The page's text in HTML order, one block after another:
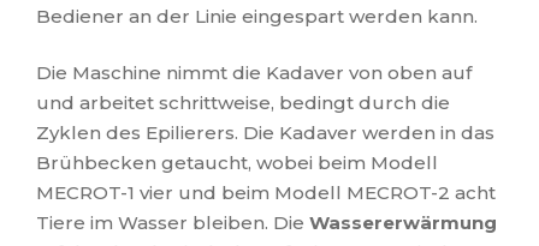
Bediener an der Linie eingespart werden kann.
Die Maschine nimmt die Kadaver von oben auf
und arbeitet schrittweise, bedingt durch die
Zyklen des Epilierers. Die Kadaver werden in das
Brühbecken getaucht, wobei beim Modell
MECROT-1 vier und beim Modell MECROT-2 acht
Tiere im Wasser bleiben. Die Wassererwärmung